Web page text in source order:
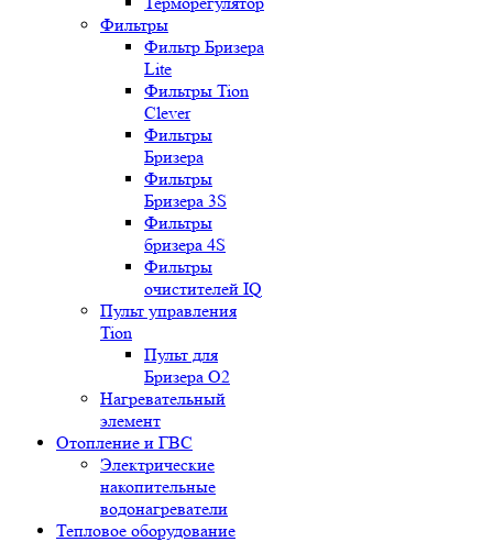
Фильтры
Фильтр Бризера
Lite
Фильтры Tion
Clever
Фильтры
Бризера
Фильтры
Бризера 3S
Фильтры
бризера 4S
Фильтры
очистителей IQ
Пульт управления
Tion
Пульт для
Бризера O2
Нагревательный
элемент
Отопление и ГВС
Электрические
накопительные
водонагреватели
Тепловое оборудование